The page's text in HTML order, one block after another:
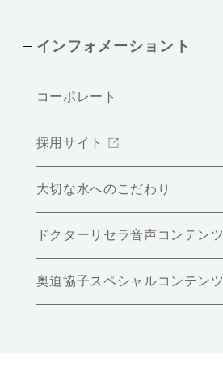
インフォメーショント
コーポレート
採用サイト
大切な水へのこだわり
ドクターリセラ音声コンテンツ
奥迫協子スペシャルコンテンツ